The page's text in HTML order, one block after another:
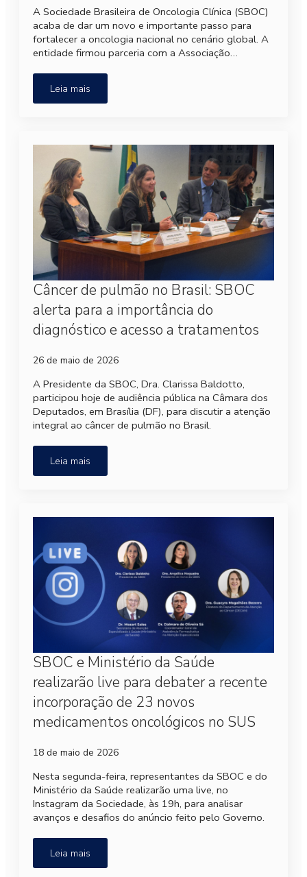
A Sociedade Brasileira de Oncologia Clínica (SBOC)
acaba de dar um novo e importante passo para
fortalecer a oncologia nacional no cenário global. A
entidade firmou parceria com a Associação…
Leia mais
Câncer de pulmão no Brasil: SBOC
alerta para a importância do
diagnóstico e acesso a tratamentos
26 de maio de 2026
A Presidente da SBOC, Dra. Clarissa Baldotto,
participou hoje de audiência pública na Câmara dos
Deputados, em Brasília (DF), para discutir a atenção
integral ao câncer de pulmão no Brasil.
Leia mais
SBOC e Ministério da Saúde
realizarão live para debater a recente
incorporação de 23 novos
medicamentos oncológicos no SUS
18 de maio de 2026
Nesta segunda-feira, representantes da SBOC e do
Ministério da Saúde realizarão uma live, no
Instagram da Sociedade, às 19h, para analisar
avanços e desafios do anúncio feito pelo Governo.
Leia mais